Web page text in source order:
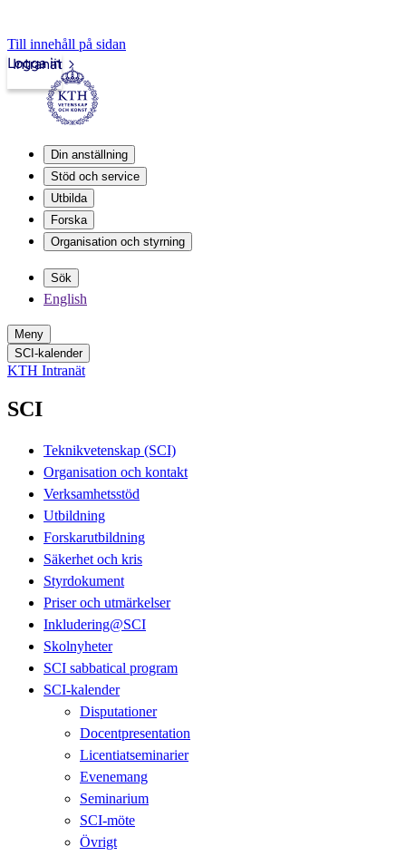
Till innehåll på sidan
Intranät
Logga in
Din anställning
Stöd och service
Utbilda
Forska
Organisation och styrning
Sök
English
Meny
SCI-kalender
KTH Intranät
SCI
Teknikvetenskap (SCI)
Organisation och kontakt
Verksamhetsstöd
Utbildning
Forskarutbildning
Säkerhet och kris
Styrdokument
Priser och utmärkelser
Inkludering@SCI
Skolnyheter
SCI sabbatical program
SCI-kalender
Disputationer
Docentpresentation
Licentiatseminarier
Evenemang
Seminarium
SCI-möte
Övrigt